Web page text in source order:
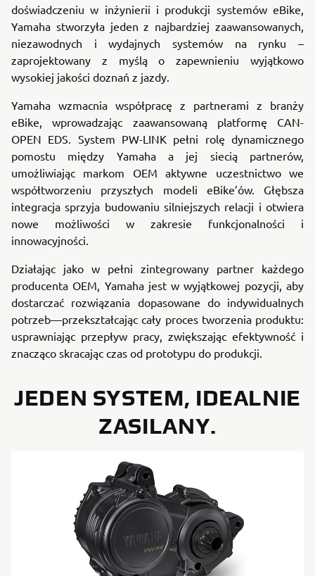
doświadczeniu w inżynierii i produkcji systemów eBike,
Yamaha stworzyła jeden z najbardziej zaawansowanych,
niezawodnych i wydajnych systemów na rynku –
zaprojektowany z myślą o zapewnieniu wyjątkowo
wysokiej jakości doznań z jazdy.
Yamaha wzmacnia współpracę z partnerami z branży
eBike, wprowadzając zaawansowaną platformę CAN-
OPEN EDS. System PW-LINK pełni rolę dynamicznego
pomostu między Yamaha a jej siecią partnerów,
umożliwiając markom OEM aktywne uczestnictwo we
współtworzeniu przyszłych modeli eBike’ów. Głębsza
integracja sprzyja budowaniu silniejszych relacji i otwiera
nowe możliwości w zakresie funkcjonalności i
innowacyjności.
Działając jako w pełni zintegrowany partner każdego
producenta OEM, Yamaha jest w wyjątkowej pozycji, aby
dostarczać rozwiązania dopasowane do indywidualnych
potrzeb—przekształcając cały proces tworzenia produktu:
usprawniając przepływ pracy, zwiększając efektywność i
znacząco skracając czas od prototypu do produkcji.
JEDEN SYSTEM, IDEALNIE
ZASILANY.